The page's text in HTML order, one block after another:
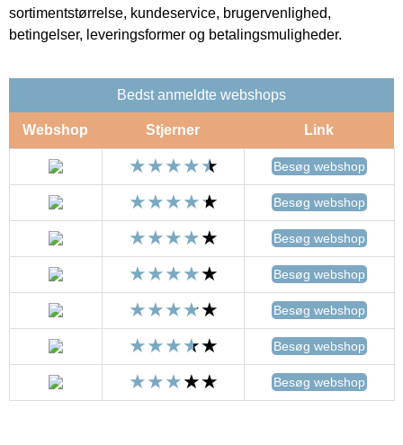
sortimentstørrelse, kundeservice, brugervenlighed,
betingelser, leveringsformer og betalingsmuligheder.
Bedst anmeldte webshops
Webshop Stjerner Link
Besøg webshop
Besøg webshop
Besøg webshop
Besøg webshop
Besøg webshop
Besøg webshop
Besøg webshop